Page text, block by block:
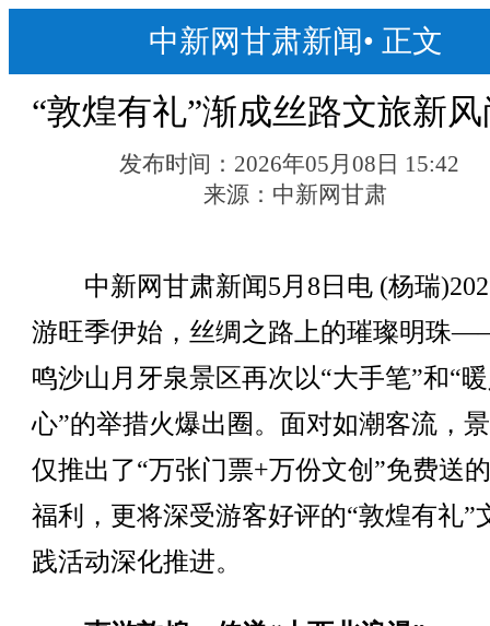
中新网甘肃新闻• 正文
“敦煌有礼”渐成丝路文旅新
发布时间： 2026年05月08日 15:42
来源： 中新网甘肃
中新网甘肃新闻5月8日电 (杨瑞
游旺季伊始，丝绸之路上的璀璨明珠
鸣沙山月牙泉景区再次以“大手笔”和“
心”的举措火爆出圈。面对如潮客流，
仅推出了“万张门票+万份文创”免费送
福利，更将深受游客好评的“敦煌有礼”
践活动深化推进。